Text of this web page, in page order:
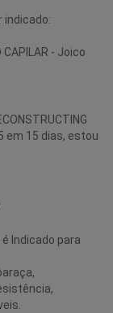
indicado:
CAPILAR - Joico
em 15 dias, estou
Indicado para